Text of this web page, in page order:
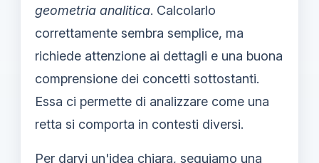
geometria analitica. Calcolarlo
correttamente sembra semplice, ma
richiede attenzione ai dettagli e una buona
comprensione dei concetti sottostanti.
Essa ci permette di analizzare come una
retta si comporta in contesti diversi.
Per darvi un'idea chiara, seguiamo una